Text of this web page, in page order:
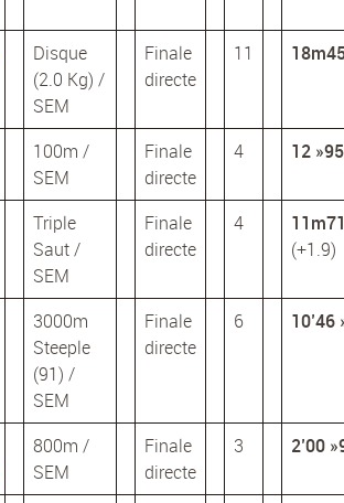
Disque
(2.0 Kg) /
SEM
Finale
directe
11
100m /
SEM
Finale
directe
4 12 »95
Triple
Saut /
SEM
Finale
directe
4
(+1.9)
3000m
Steeple
(91) /
SEM
Finale
directe
6 10’46
800m /
SEM
Finale
directe
3 2’00